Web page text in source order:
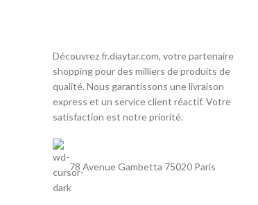
Découvrez fr.diaytar.com, votre partenaire
shopping pour des milliers de produits de
qualité. Nous garantissons une livraison
express et un service client réactif. Votre
satisfaction est notre priorité.
78 Avenue Gambetta 75020 Paris